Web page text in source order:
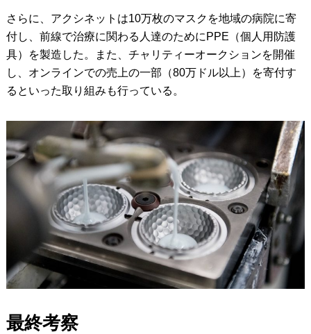
さらに、アクシネットは10万枚のマスクを地域の病院に寄
付し、前線で治療に関わる人達のためにPPE（個人用防護
具）を製造した。また、チャリティーオークションを開催
し、オンラインでの売上の一部（80万ドル以上）を寄付す
るといった取り組みも行っている。
最終考察